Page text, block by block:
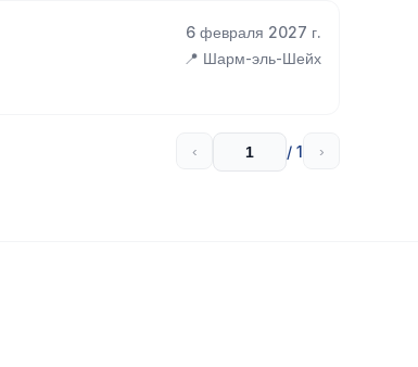
6 февраля 2027 г.
📍 Шарм-эль-Шейх
‹ / 1 ›